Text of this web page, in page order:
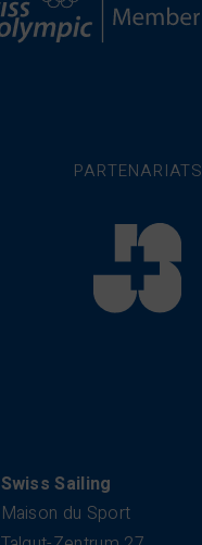
PARTENARIATS
Swiss Sailing
Maison du Sport